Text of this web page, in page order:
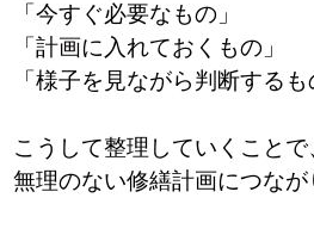
「今すぐ必要なもの」
「計画に入れておくもの」
「様子を見ながら判断するも
こうして整理していくことで
無理のない修繕計画につなが